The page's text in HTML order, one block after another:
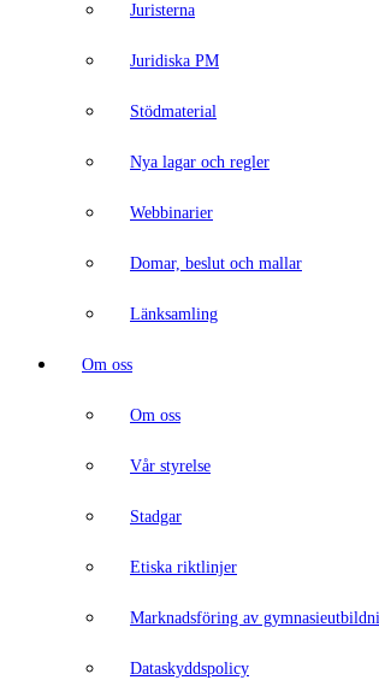
Juristerna
Juridiska PM
Stödmaterial
Nya lagar och regler
Webbinarier
Domar, beslut och mallar
Länksamling
Om oss
Om oss
Vår styrelse
Stadgar
Etiska riktlinjer
Marknadsföring av
Dataskyddspolicy